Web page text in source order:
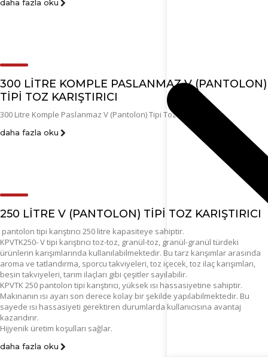
daha fazla oku
300 LITRE KOMPLE PASLANMAZ V (PANTOLON)
TIPI TOZ KARIŞTIRICI
300 Litre Komple Paslanmaz V (Pantolon) Tipi Toz Karıştırıcı
daha fazla oku
250 LITRE V (PANTOLON) TIPI TOZ KARIŞTIRICI
pantolon tipi karıştırıcı 250 litre kapasiteye sahiptir.
KPVTK250- V tipi karıştırıcı toz-toz, granül-toz, granül-granül türdeki
ürünlerin karışımlarında kullanılabilmektedir. Bu tarz karışımlar arasında
aroma ve tatlandırma, sporcu takviyeleri, toz içecek, toz ilaç karışımları,
besin takviyeleri, tarım ilaçları gibi çeşitler sayılabilir.
KPVTK 250 pantolon tipi karıştırıcı, yüksek ısı hassasiyetine sahiptir.
Makinanın ısı ayarı son derece kolay bir şekilde yapılabilmektedir. Bu
sayede ısı hassasiyeti gerektiren durumlarda kullanıcısına avantaj
kazandırır.
Hijyenik üretim koşulları sağlar.
daha fazla oku